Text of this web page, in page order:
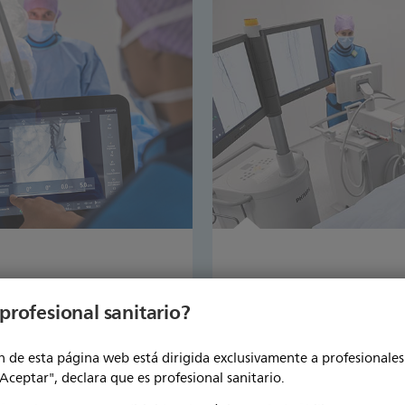
sanitario?
de esta página web está dirigida exclusivamente a
declara que es profesional sanitario.
ortopedia
y confianza
de imágenes de
Arcos de
Experimente una mayor
intervenciones quirúrgicas
Más información